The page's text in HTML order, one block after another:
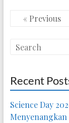
« Previous
Recent
Science Day
Menyenangkan